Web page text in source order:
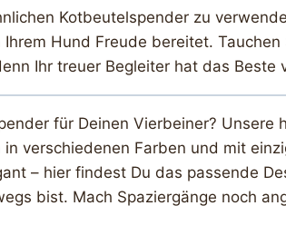
Kotbeutelspender zu
Hund Freude bereitet.
Ihr treuer Begleiter hat das Beste
für Deinen Vierbeiner?
verschiedenen Farben und mit
– hier findest Du das passende
bist. Mach Spaziergänge noch